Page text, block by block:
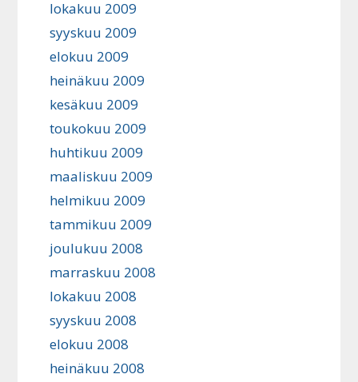
lokakuu 2009
syyskuu 2009
elokuu 2009
heinäkuu 2009
kesäkuu 2009
toukokuu 2009
huhtikuu 2009
maaliskuu 2009
helmikuu 2009
tammikuu 2009
joulukuu 2008
marraskuu 2008
lokakuu 2008
syyskuu 2008
elokuu 2008
heinäkuu 2008